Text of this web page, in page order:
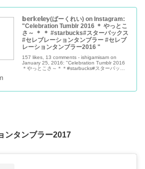
𝕓𝕖𝕣𝕜𝕖𝕝𝕖𝕪(ばーくれい) on Instagram:
"Celebration Tumblr 2016 ＊ やっとこ
さ～ ＊ ＊ #starbucks#スターバックス
#セレブレーションタンブラー #セレブ
レーションタンブラー2016 "
157 likes, 13 comments - ishigamisam on
January 25, 2016: "Celebration Tumblr 2016
＊やっとこさ～＊＊#starbucks#スターバック
ンタンブラー2017